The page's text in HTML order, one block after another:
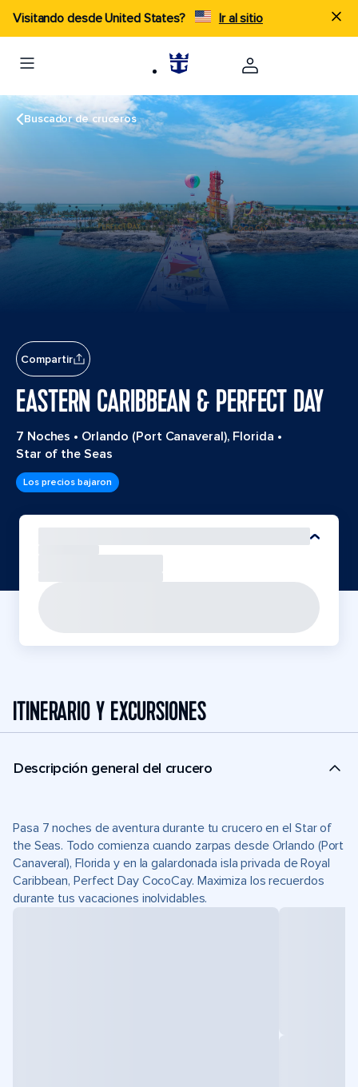
Visitando desde United States? Ir al sitio
Buscador de cruceros
Compartir
EASTERN CARIBBEAN & PERFECT DAY
7 Noches • Orlando (Port Canaveral), Florida •
Star of the Seas
Los precios bajaron
ITINERARIO Y EXCURSIONES
Descripción general del crucero
Pasa 7 noches de aventura durante tu crucero en el Star of
the Seas. Todo comienza cuando zarpas desde Orlando (Port
Canaveral), Florida y en la galardonada isla privada de Royal
Caribbean, Perfect Day CocoCay. Maximiza los recuerdos
durante tus vacaciones inolvidables.